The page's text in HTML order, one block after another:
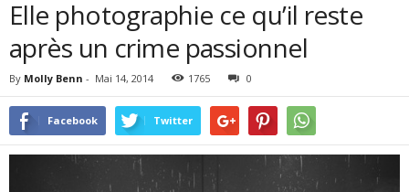
Elle photographie ce qu’il reste
après un crime passionnel
By Molly Benn - Mai 14, 2014 1765 0
Facebook Twitter